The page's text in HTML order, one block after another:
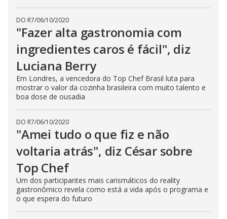
DO R7/06/10/2020
"Fazer alta gastronomia com
ingredientes caros é fácil", diz
Luciana Berry
Em Londres, a vencedora do Top Chef Brasil luta para
mostrar o valor da cozinha brasileira com muito talento e
boa dose de ousadia
DO R7/06/10/2020
"Amei tudo o que fiz e não
voltaria atrás", diz César sobre
Top Chef
Um dos participantes mais carismáticos do reality
gastronômico revela como está a vida após o programa e
o que espera do futuro